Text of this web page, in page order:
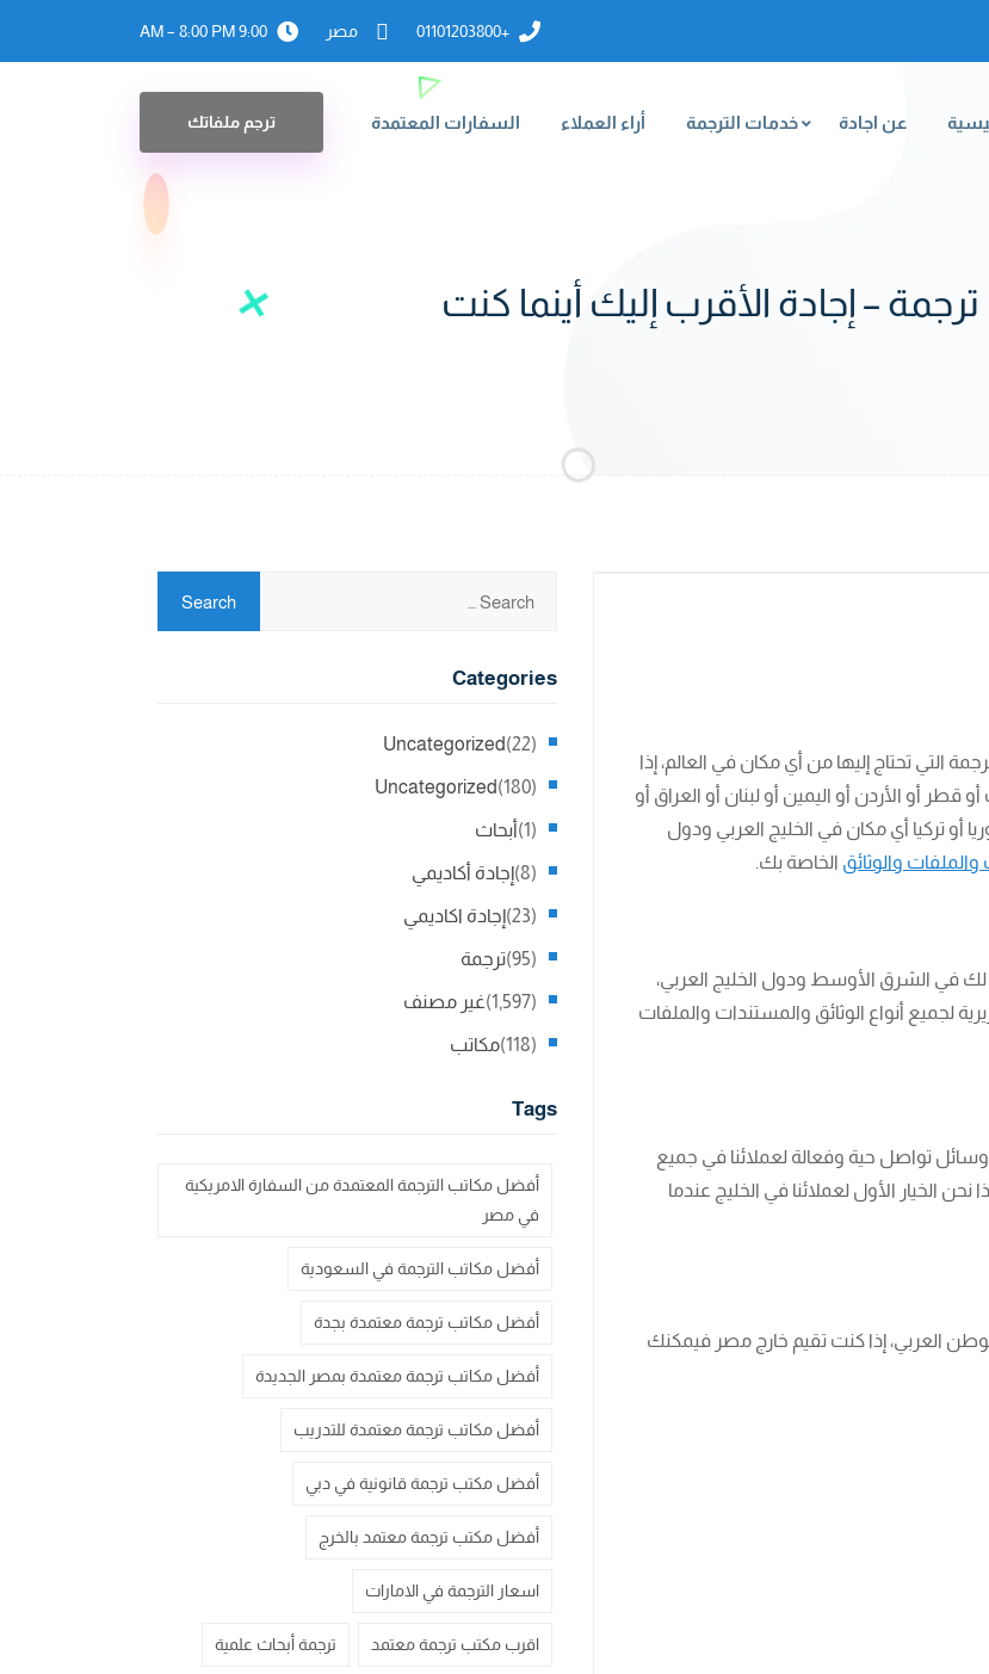
+01101203800 مصر 9:00 AM – 8:00 PM
عن اجادة خدمات الترجمة أراء العملاء السفارات المعتمدة ترجم ملفاتك
– إجادة الأقرب إليك أينما كنت
التي تحتاج إليها من أي مكان في العالم، إذا
أو الأردن أو اليمين أو لبنان أو العراق أو
تركيا أي مكان في الخليج العربي ودول
والوثائق الخاصة بك.
في الشرق الأوسط ودول الخليج العربي،
لجميع أنواع الوثائق والمستندات والملفات
تواصل حية وفعالة لعملائنا في جميع
الخيار الأول لعملائنا في الخليج عندما
العربي، إذا كنت تقيم خارج مصر فيمكنك
Categories
Uncategorized (22)
Uncategorized (180)
أبحاث (1)
إجادة أكاديمي (8)
إجادة اكاديمي (23)
ترجمة (95)
غير مصنف (1,597)
مكاتب (118)
Tags
أفضل مكاتب الترجمة المعتمدة من السفارة الامريكية
في مصر
أفضل مكاتب الترجمة في السعودية
أفضل مكاتب ترجمة معتمدة بجدة
أفضل مكاتب ترجمة معتمدة بمصر الجديدة
أفضل مكاتب ترجمة معتمدة للتدريب
أفضل مكتب ترجمة قانونية في دبي
أفضل مكتب ترجمة معتمد بالخرج
اسعار الترجمة في الامارات
اقرب مكتب ترجمة معتمد ترجمة أبحاث علمية